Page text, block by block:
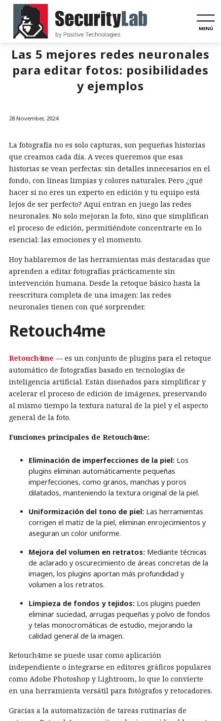
MENÚ
Las 5 mejores redes neuronales
para editar fotos: posibilidades
y ejemplos
28 November, 2024
La fotografía no es solo capturas, son pequeñas historias
que creamos cada día. A veces queremos que esas
historias se vean perfectas: sin detalles innecesarios en el
fondo, con líneas limpias y colores naturales. Pero ¿qué
hacer si no eres un experto en edición y tu equipo está
lejos de ser perfecto? Aquí entran en juego las redes
neuronales. No solo mejoran la foto, sino que simplifican
el proceso de edición, permitiéndote concentrarte en lo
esencial: las emociones y el momento.
Hoy hablaremos de las herramientas más destacadas que
aprenden a editar fotografías prácticamente sin
intervención humana. Desde la retoque básico hasta la
reescritura completa de una imagen: las redes
neuronales tienen con qué sorprender.
Retouch4me
Retouch4me — es un conjunto de plugins para el retoque
automático de fotografías basado en tecnologías de
inteligencia artificial. Están diseñados para simplificar y
acelerar el proceso de edición de imágenes, preservando
al mismo tiempo la textura natural de la piel y el aspecto
general de la foto.
Funciones principales de Retouch4me:
Eliminación de imperfecciones de la piel: Los
plugins eliminan automáticamente pequeñas
imperfecciones, como granos, manchas y poros
dilatados, manteniendo la textura original de la piel.
Uniformización del tono de piel: Las herramientas
corrigen el matiz de la piel, eliminan enrojecimientos y
aseguran un color uniforme.
Mejora del volumen en retratos: Mediante técnicas
de aclarado y oscurecimiento de áreas concretas de la
imagen, los plugins aportan más profundidad y
volumen a los retratos.
Limpieza de fondos y tejidos: Los plugins pueden
eliminar suciedad, arrugas pequeñas y polvo de fondos
y telas monocromáticas de estudio, mejorando la
calidad general de la imagen.
Retouch4me se puede usar como aplicación
independiente o integrarse en editores gráficos populares
como Adobe Photoshop y Lightroom, lo que lo convierte
en una herramienta versátil para fotógrafos y retocadores.
Gracias a la automatización de tareas rutinarias de